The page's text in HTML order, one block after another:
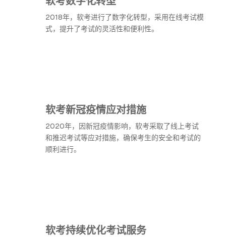
2018年，软考进行了数字化转型，采用在线考试模
式，提升了考试的灵活性和便利性。
软考新冠疫情应对措施
2020年，因新冠疫情影响，软考采取了线上考试
和推迟考试等应对措施，确保考生的安全和考试的
顺利进行。
软考持续优化考试服务